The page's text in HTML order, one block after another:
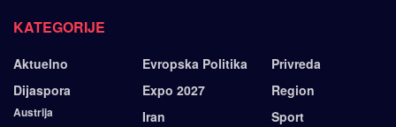
KATEGORIJE
Aktuelno
Dijaspora
Austrija
Evropska Politika
Expo 2027
Iran
Privreda
Region
Sport